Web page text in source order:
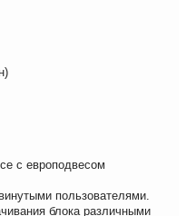
с европодвесом
пользователями.
блока различными